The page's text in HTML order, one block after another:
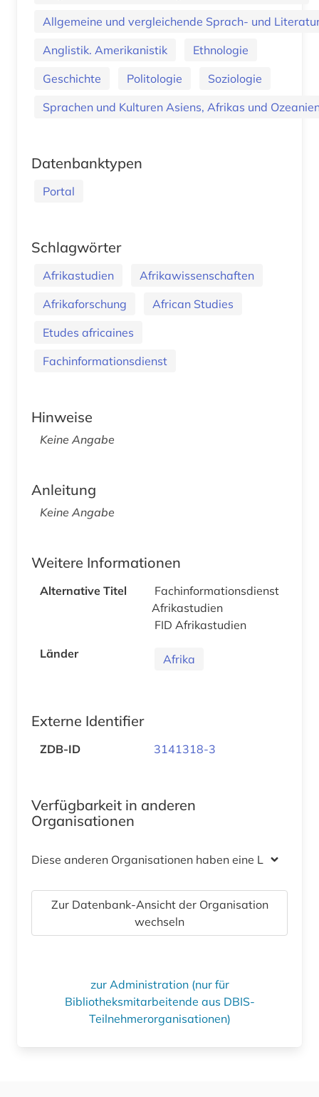
Allgemeine und vergleichende Sprach- und
Anglistik. Amerikanistik
Ethnologie
Geschichte
Politologie
Soziologie
Sprachen und Kulturen Asiens, Afrikas und
Datenbanktypen
Portal
Schlagwörter
Afrikastudien
Afrikawissenschaften
Afrikaforschung
African Studies
Etudes africaines
Fachinformationsdienst
Hinweise
Keine Angabe
Anleitung
Keine Angabe
Weitere Informationen
Alternative Titel
Fachinformationsdienst
Afrikastudien
FID Afrikastudien
Länder
Afrika
Externe Identifier
ZDB-ID 3141318-3
Verfügbarkeit in anderen
Organisationen
Diese anderen Organisationen haben eine Lizenz
Zur Datenbank-Ansicht der Organisation
wechseln
zur Administration (nur für
Bibliotheksmitarbeitende aus DBIS-
Teilnehmerorganisationen)